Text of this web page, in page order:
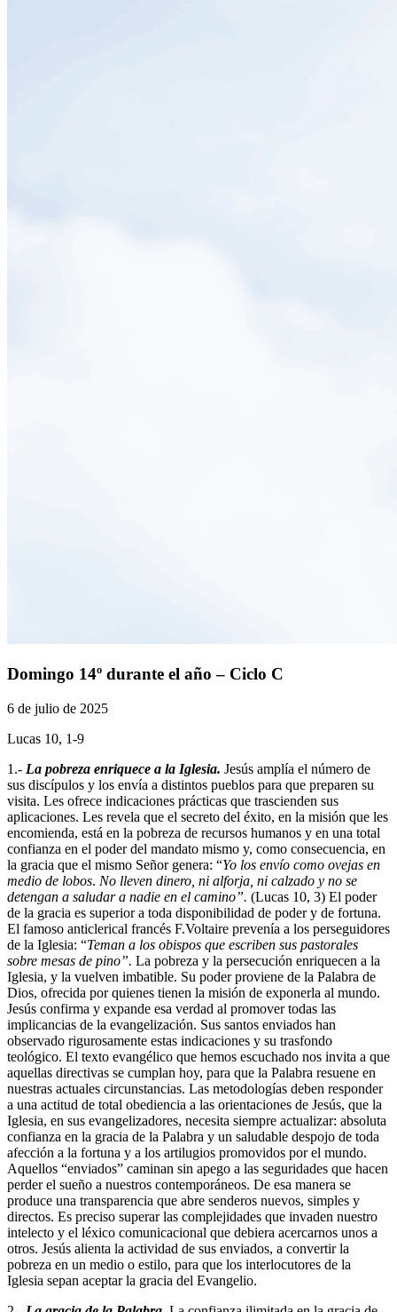
Domingo 14º durante el año – Ciclo C
6 de julio de 2025
Lucas 10, 1-9
1.- La pobreza enriquece a la Iglesia. Jesús amplía el número de
sus discípulos y los envía a distintos pueblos para que preparen su
visita. Les ofrece indicaciones prácticas que trascienden sus
aplicaciones. Les revela que el secreto del éxito, en la misión que les
encomienda, está en la pobreza de recursos humanos y en una total
confianza en el poder del mandato mismo y, como consecuencia, en
la gracia que el mismo Señor genera: “Yo los envío como ovejas en
medio de lobos. No lleven dinero, ni alforja, ni calzado y no se
detengan a saludar a nadie en el camino”. (Lucas 10, 3) El poder
de la gracia es superior a toda disponibilidad de poder y de fortuna.
El famoso anticlerical francés F.Voltaire prevenía a los perseguidores
de la Iglesia: “Teman a los obispos que escriben sus pastorales
sobre mesas de pino”. La pobreza y la persecución enriquecen a la
Iglesia, y la vuelven imbatible. Su poder proviene de la Palabra de
Dios, ofrecida por quienes tienen la misión de exponerla al mundo.
Jesús confirma y expande esa verdad al promover todas las
implicancias de la evangelización. Sus santos enviados han
observado rigurosamente estas indicaciones y su trasfondo
teológico. El texto evangélico que hemos escuchado nos invita a que
aquellas directivas se cumplan hoy, para que la Palabra resuene en
nuestras actuales circunstancias. Las metodologías deben responder
a una actitud de total obediencia a las orientaciones de Jesús, que la
Iglesia, en sus evangelizadores, necesita siempre actualizar: absoluta
confianza en la gracia de la Palabra y un saludable despojo de toda
afección a la fortuna y a los artilugios promovidos por el mundo.
Aquellos “enviados” caminan sin apego a las seguridades que hacen
perder el sueño a nuestros contemporáneos. De esa manera se
produce una transparencia que abre senderos nuevos, simples y
directos. Es preciso superar las complejidades que invaden nuestro
intelecto y el léxico comunicacional que debiera acercarnos unos a
otros. Jesús alienta la actividad de sus enviados, a convertir la
pobreza en un medio o estilo, para que los interlocutores de la
Iglesia sepan aceptar la gracia del Evangelio.